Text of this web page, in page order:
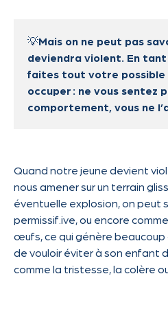
💡Mais on ne peut pas
deviendra violent. En
faites tout votre possible
occuper : ne vous sentez
comportement, vous ne
Quand notre jeune devient
nous amener sur un terrain
éventuelle explosion, on peut
permissif.ive, ou encore
œufs, ce qui génère beaucoup
de vouloir éviter à son enfant
comme la tristesse, la colère